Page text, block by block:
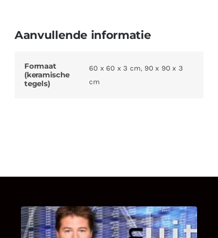
Aanvullende informatie
Formaat
(keramische
tegels)
60 x 60 x 3 cm, 90 x 90 x 3
cm
UITSTEL VAN EXECUTIE